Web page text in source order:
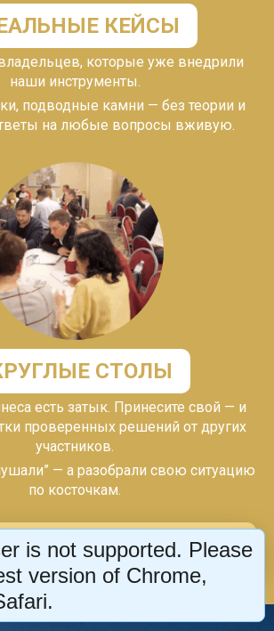
КЕЙСЫ
которые уже внедрили
наши инструменты.
подводные камни — без теории и
на любые вопросы вживую.
СТОЛЫ
есть затык. Принесите свой — и
проверенных решений от других
участников.
— а разобрали свою ситуацию
по косточкам.
УЧАСТВОВАТЬ
is not supported. Please
version of Chrome,